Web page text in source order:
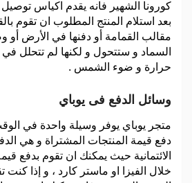
كورونا الشهير فانه يقدم اكياس توصيل
بعد استلام المنتج المطلوب ان تقوم
مقالب القمامة أو دفنها في الأرض
السماد و ستتحول و لكنها لم تتحلل
حرارة و ضوء الشمس .
وسائل الدفع فى يوباي
متجر يوباي يوفر وسيلة واحدة في
دفع قيمة المنتجات المشتراة و هي
الائتمانية حيث يمكنك ان تقوم بدفع
خلال الفيزا او ماستر كارد ، و إذا كنت